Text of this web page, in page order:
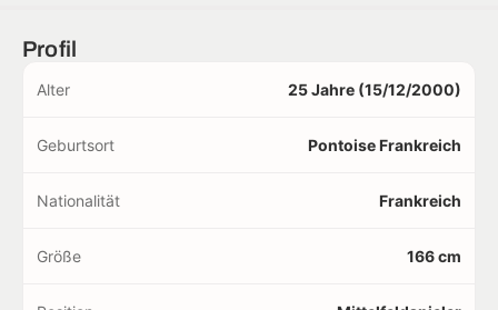
Profil
Alter 25 Jahre (15/12/2000)
Geburtsort Pontoise Frankreich
Nationalität Frankreich
Größe 166 cm